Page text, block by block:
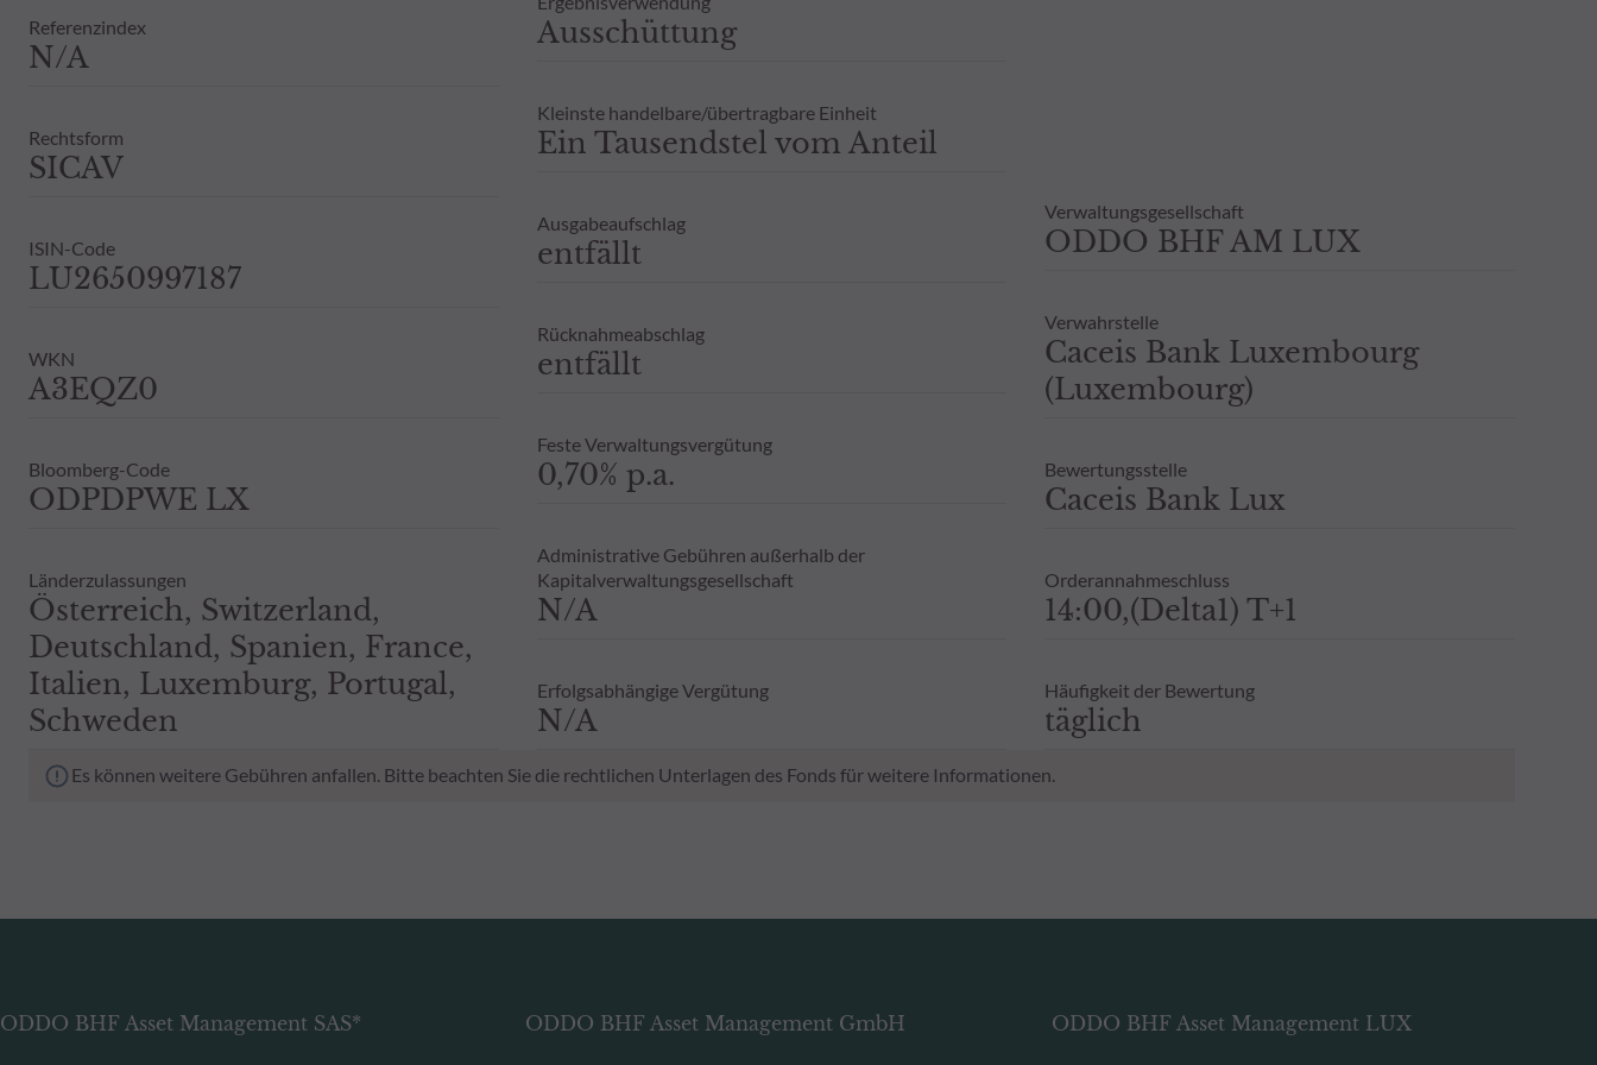
Referenzindex
N/A
Rechtsform
SICAV
ISIN-Code
LU2650997187
WKN
A3EQZ0
Bloomberg-Code
ODPDPWE LX
Länderzulassungen
Österreich, Switzerland,
Deutschland, Spanien, France,
Italien, Luxemburg, Portugal,
Schweden
Ausschüttung
Kleinste handelbare/übertragbare Einheit
Ein Tausendstel vom Anteil
Ausgabeaufschlag
entfällt
Rücknahmeabschlag
entfällt
Feste Verwaltungsvergütung
0,70% p.a.
Administrative Gebühren außerhalb der
Kapitalverwaltungsgesellschaft
N/A
Erfolgsabhängige Vergütung
N/A
Verwaltungsgesellschaft
ODDO BHF AM LUX
Verwahrstelle
Caceis Bank Luxembourg
(Luxembourg)
Bewertungsstelle
Caceis Bank Lux
Orderannahmeschluss
14:00,(Delta1) T+1
Häufigkeit der Bewertung
täglich
Es können weitere Gebühren anfallen. Bitte beachten Sie die rechtlichen Unterlagen des Fonds für weitere Informationen.
ODDO BHF Asset Management SAS* ODDO BHF Asset Management GmbH ODDO BHF Asset Management LUX
Daher wird empfohlen, sich vor einer Zeichnung an einen Steuerberater zu wenden. Weitere Informationen sind auf Anfrage erhältlich.
Dies beinhaltet bei Vorliegen eines berechtigten Interesses und unter Wahrung einer angemessenen zeitlichen Verzögerung auch
ausdrückliche oder stillschweigende - Zusicherung oder Gewährleistung einer zukünftigen Wertentwicklung gegeben.